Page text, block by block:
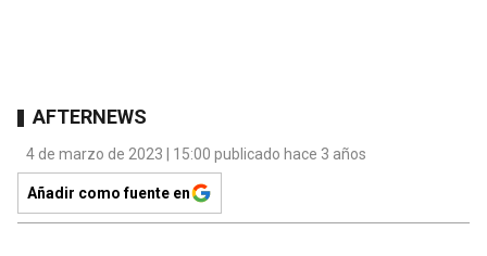
AFTERNEWS
4 de marzo de 2023 | 15:00 publicado hace 3 años
Añadir como fuente en